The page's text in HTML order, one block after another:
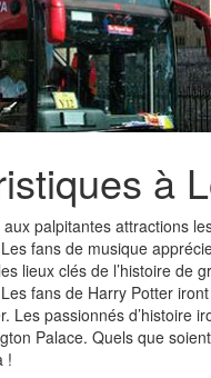
à
palpitantes attractions
fans de musique
lieux clés de l’histoire de
fans de Harry Potter
Les passionnés d’histoire
Palace. Quels que
!